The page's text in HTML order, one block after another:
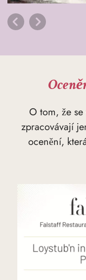
O tom, že
zpracovávají
ocenění,